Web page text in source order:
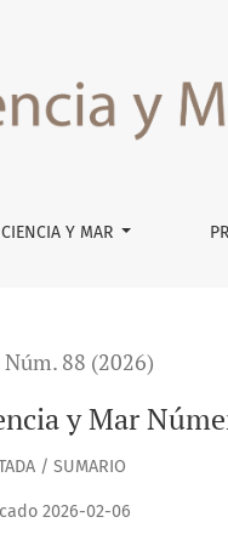
Y MAR
Núm. 88 (2026)
y Mar
/ SUMARIO
2026-02-06